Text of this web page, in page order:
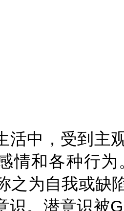
活中，受到主
情和各种行
之为自我或缺
识。潜意识被